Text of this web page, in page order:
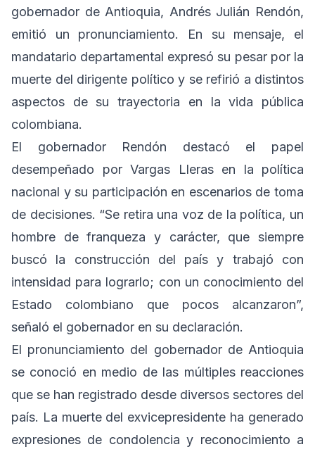
gobernador de Antioquia, Andrés Julián Rendón,
emitió un pronunciamiento. En su mensaje, el
mandatario departamental expresó su pesar por la
muerte del dirigente político y se refirió a distintos
aspectos de su trayectoria en la vida pública
colombiana.
El gobernador Rendón destacó el papel
desempeñado por Vargas Lleras en la política
nacional y su participación en escenarios de toma
de decisiones. “Se retira una voz de la política, un
hombre de franqueza y carácter, que siempre
buscó la construcción del país y trabajó con
intensidad para lograrlo; con un conocimiento del
Estado colombiano que pocos alcanzaron”,
señaló el gobernador en su declaración.
El pronunciamiento del gobernador de Antioquia
se conoció en medio de las múltiples reacciones
que se han registrado desde diversos sectores del
país. La muerte del exvicepresidente ha generado
expresiones de condolencia y reconocimiento a